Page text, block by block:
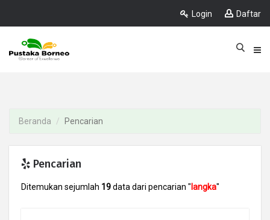
Login Daftar
Beranda Pencarian
Pencarian
Ditemukan sejumlah 19data dari pencarian " langka"